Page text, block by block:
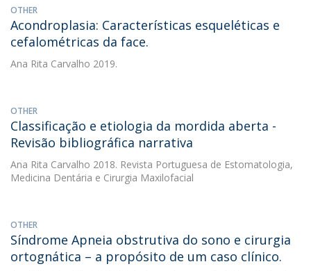
OTHER
Acondroplasia: Características esqueléticas e
cefalométricas da face.
Ana Rita Carvalho 2019.
OTHER
Classificação e etiologia da mordida aberta -
Revisão bibliográfica narrativa
Ana Rita Carvalho 2018. Revista Portuguesa de Estomatologia,
Medicina Dentária e Cirurgia Maxilofacial
OTHER
Síndrome Apneia obstrutiva do sono e cirurgia
ortognática – a propósito de um caso clínico.